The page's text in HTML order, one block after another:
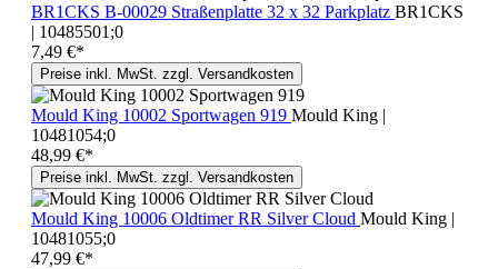
BR1CKS B-00029 Straßenplatte 32 x 32 Parkplatz BR1CKS
| 10485501;0
7,49 €*
Preise inkl. MwSt. zzgl. Versandkosten
Mould King 10002 Sportwagen 919 Mould King |
10481054;0
48,99 €*
Preise inkl. MwSt. zzgl. Versandkosten
Mould King 10006 Oldtimer RR Silver Cloud Mould King |
10481055;0
47,99 €*